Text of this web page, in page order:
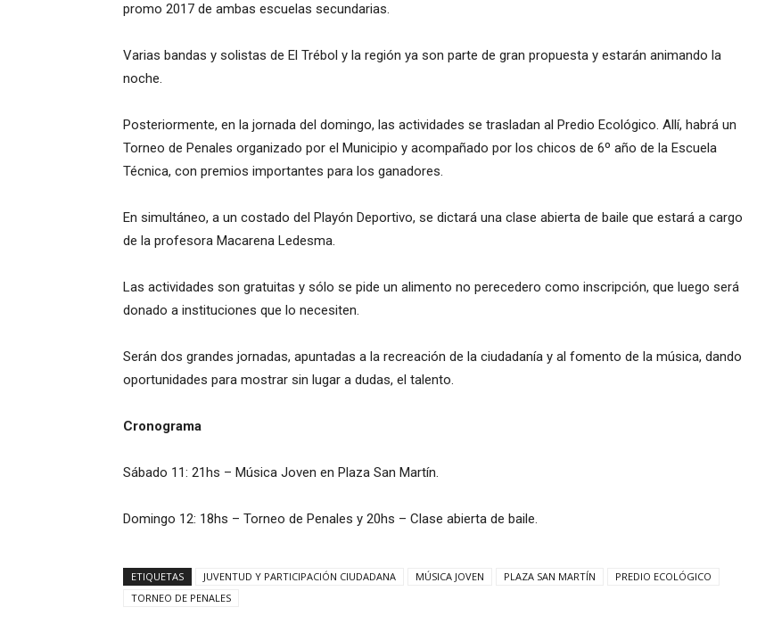
promo 2017 de ambas escuelas secundarias.
Varias bandas y solistas de El Trébol y la región ya son parte de gran propuesta y estarán animando la
noche.
Posteriormente, en la jornada del domingo, las actividades se trasladan al Predio Ecológico. Allí, habrá un
Torneo de Penales organizado por el Municipio y acompañado por los chicos de 6º año de la Escuela
Técnica, con premios importantes para los ganadores.
En simultáneo, a un costado del Playón Deportivo, se dictará una clase abierta de baile que estará a cargo
de la profesora Macarena Ledesma.
Las actividades son gratuitas y sólo se pide un alimento no perecedero como inscripción, que luego será
donado a instituciones que lo necesiten.
Serán dos grandes jornadas, apuntadas a la recreación de la ciudadanía y al fomento de la música, dando
oportunidades para mostrar sin lugar a dudas, el talento.
Cronograma
Sábado 11: 21hs – Música Joven en Plaza San Martín.
Domingo 12: 18hs – Torneo de Penales y 20hs – Clase abierta de baile.
ETIQUETAS JUVENTUD Y PARTICIPACIÓN CIUDADANA MÚSICA JOVEN PLAZA SAN MARTÍN
PREDIO ECOLÓGICO
TORNEO DE PENALES